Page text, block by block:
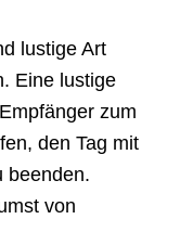
lustige Art
Eine lustige
zum
den Tag mit
beenden.
von